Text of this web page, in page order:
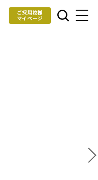
ご採用校様
マイページ